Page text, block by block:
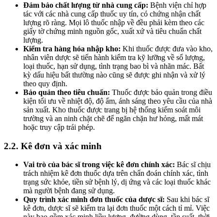
Đảm bảo chất lượng từ nhà cung cấp: Bệnh viện chỉ hợp
tác với các nhà cung cấp thuốc uy tín, có chứng nhận chất
lượng rõ ràng. Mọi lô thuốc nhập về đều phải kèm theo các
giấy tờ chứng minh nguồn gốc, xuất xứ và tiêu chuẩn chất
lượng.
Kiểm tra hàng hóa nhập kho: Khi thuốc được đưa vào kho,
nhân viên dược sẽ tiến hành kiểm tra kỹ lưỡng về số lượng,
loại thuốc, hạn sử dụng, tình trạng bao bì và nhãn mác. Bất
kỳ dấu hiệu bất thường nào cũng sẽ được ghi nhận và xử lý
theo quy định.
Bảo quản theo tiêu chuẩn: Thuốc được bảo quản trong điều
kiện tối ưu về nhiệt độ, độ ẩm, ánh sáng theo yêu cầu của nhà
sản xuất. Kho thuốc được trang bị hệ thống kiểm soát môi
trường và an ninh chặt chẽ để ngăn chặn hư hỏng, mất mát
hoặc truy cập trái phép.
2.2. Kê đơn và xác minh
Vai trò của bác sĩ trong việc kê đơn chính xác: Bác sĩ chịu
trách nhiệm kê đơn thuốc dựa trên chẩn đoán chính xác, tình
trạng sức khỏe, tiền sử bệnh lý, dị ứng và các loại thuốc khác
mà người bệnh đang sử dụng.
Quy trình xác minh đơn thuốc của dược sĩ: Sau khi bác sĩ
kê đơn, dược sĩ sẽ kiểm tra lại đơn thuốc một cách tỉ mỉ. Việc